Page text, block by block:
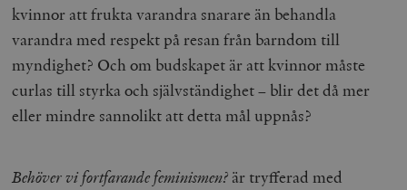
kvinnor att frukta varandra snarare än behandla
varandra med respekt på resan från barndom till
myndighet? Och om budskapet är att kvinnor måste
curlas till styrka och självständighet – blir det då mer
eller mindre sannolikt att detta mål uppnås?
Behöver vi fortfarande feminismen? är tryfferad med